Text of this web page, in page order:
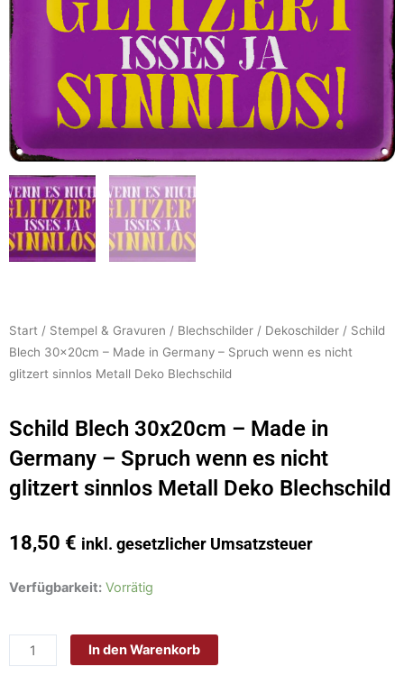
Start / Stempel & Gravuren / Blechschilder / Dekoschilder / Schild
Blech 30x20cm – Made in Germany – Spruch wenn es nicht
glitzert sinnlos Metall Deko Blechschild
Schild Blech 30x20cm – Made in
Germany – Spruch wenn es nicht
glitzert sinnlos Metall Deko Blechschild
18,50 € inkl. gesetzlicher Umsatzsteuer
Verfügbarkeit: Vorrätig
Schild
In den Warenkorb